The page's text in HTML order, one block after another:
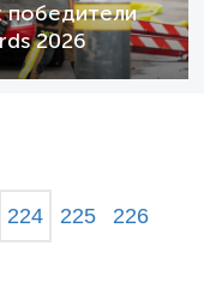
победители
2026
224 225 226